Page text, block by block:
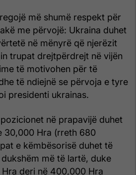
më shumë respekt për
me përvojë: Ukraina duhet
në mënyrë që njerëzit
trupat drejtpërdrejt në vijën
të motivohen për të
të ndiejnë se përvoja e tyre
presidenti ukrainas.
në prapavijë duhet
30,000 Hra (rreth 680
e këmbësorisë duhet të
më të lartë, duke
deri në 400,000 Hra